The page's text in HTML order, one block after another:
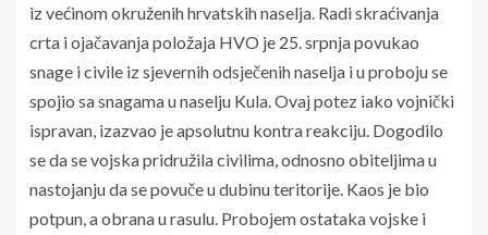
iz većinom okruženih hrvatskih naselja. Radi skraćivanja
crta i ojačavanja položaja HVO je 25. srpnja povukao
snage i civile iz sjevernih odsječenih naselja i u proboju se
spojio sa snagama u naselju Kula. Ovaj potez iako vojnički
ispravan, izazvao je apsolutnu kontra reakciju. Dogodilo
se da se vojska pridružila civilima, odnosno obiteljima u
nastojanju da se povuče u dubinu teritorije. Kaos je bio
potpun, a obrana u rasulu. Probojem ostataka vojske i